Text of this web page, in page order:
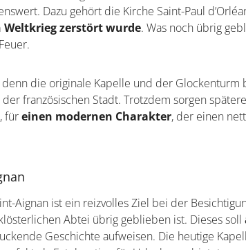
Die Kathedrale von Orléans